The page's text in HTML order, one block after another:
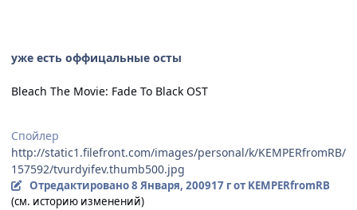
уже есть оффицальные осты
Bleach The Movie: Fade To Black OST
Спойлер
http://static1.filefront.com/images/personal/k/KEMPERfromRB/
157592/tvurdyifev.thumb500.jpg
Отредактировано8 Января, 200917 гот KEMPERfromRB
(см. историю изменений)